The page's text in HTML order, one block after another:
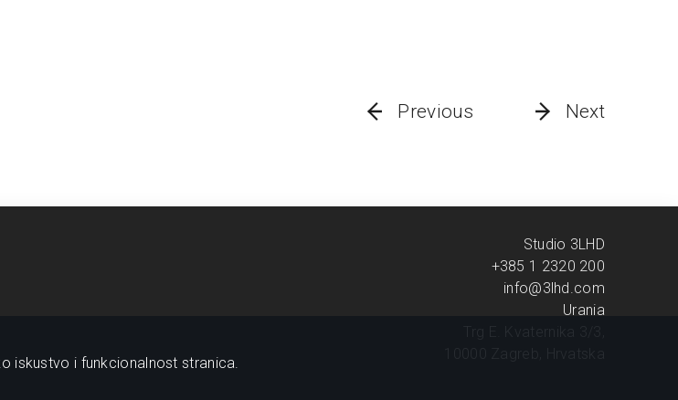
Next
Previous
Studio 3LHD
+385 1 2320 200
info@3lhd.com
Urania
iskustvo i funkcionalnost stranica.